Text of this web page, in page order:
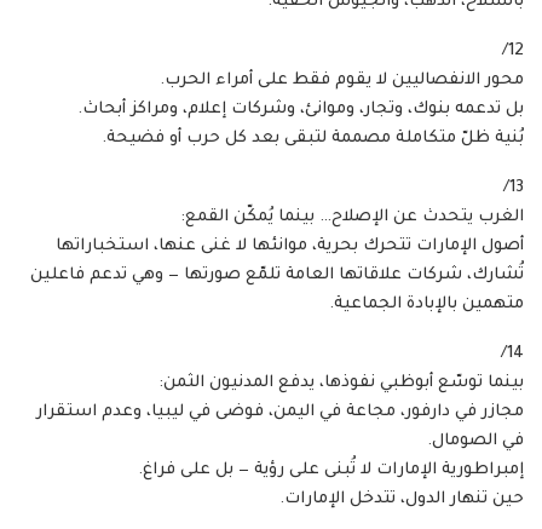
12/
محور الانفصاليين لا يقوم فقط على أمراء الحرب.
بل تدعمه بنوك، وتجار، وموانئ، وشركات إعلام، ومراكز أبحاث.
بُنية ظلّ متكاملة مصممة لتبقى بعد كل حرب أو فضيحة.
13/
الغرب يتحدث عن الإصلاح… بينما يُمكّن القمع:
أصول الإمارات تتحرك بحرية، موانئها لا غنى عنها، استخباراتها
تُشارك، شركات علاقاتها العامة تلمّع صورتها — وهي تدعم فاعلين
متهمين بالإبادة الجماعية.
14/
بينما توسّع أبوظبي نفوذها، يدفع المدنيون الثمن:
مجازر في دارفور، مجاعة في اليمن، فوضى في ليبيا، وعدم استقرار
في الصومال.
إمبراطورية الإمارات لا تُبنى على رؤية — بل على فراغ.
حين تنهار الدول، تتدخل الإمارات.